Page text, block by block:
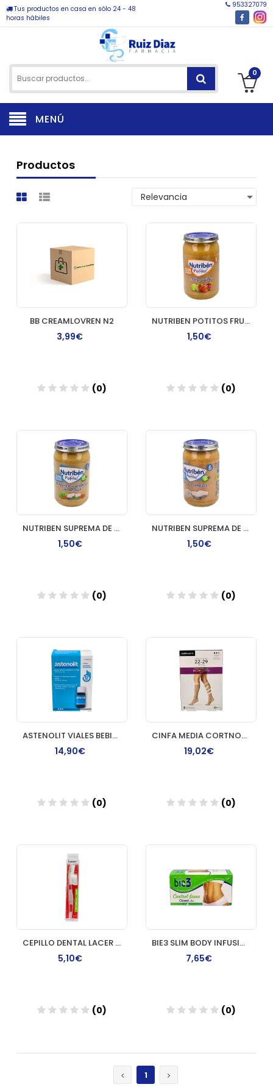
Tus productos en casa en sólo 24 - 48
horas hábiles
953327079
0
MENÚ
Productos
BB CREAMLOVREN N2
3,99€
(0)
Añadir
NUTRIBEN POTITOS FRUTAS VARIADAS 1 ENVASE 235 G
1,50€
(0)
Añadir
NUTRIBEN SUPREMA DE MERLUZA CON GUISANTES ZANAHO
1,50€
(0)
NUTRIBEN SUPREMA DE MERLUZA CON ARROZ 1 POTITO 2
1,50€
(0)
ASTENOLIT VIALES BEBIBLES 12 VIAL
14,90€
(0)
Añadir
CINFA MEDIA CORTNORBEIG PÑA
19,02€
(0)
CEPILLO DENTAL LACER TECHNIC ORTODONCIA
5,10€
(0)
BIE3 SLIM BODY INFUSION 15 G 25 FILTROS
7,65€
(0)
1